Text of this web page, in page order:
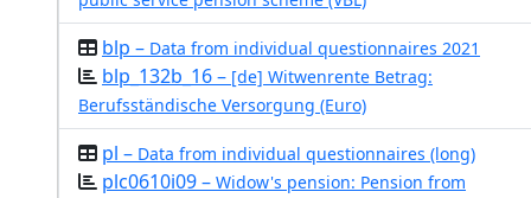
blp – Data from individual questionnaires 2021
blp_132b_16 – [de] Witwenrente Betrag:
Berufsständische Versorgung (Euro)
pl – Data from individual questionnaires (long)
plc0610i09 – Widow's pension: Pension from